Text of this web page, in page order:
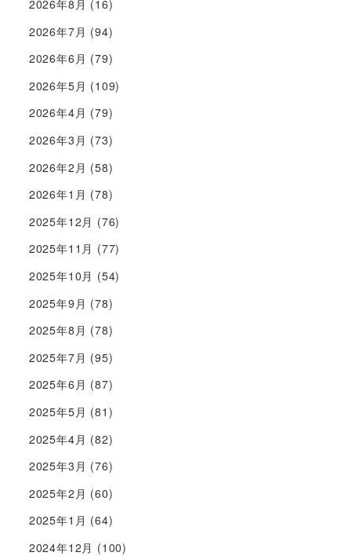
2026年8月 (16)
2026年7月 (94)
2026年6月 (79)
2026年5月 (109)
2026年4月 (79)
2026年3月 (73)
2026年2月 (58)
2026年1月 (78)
2025年12月 (76)
2025年11月 (77)
2025年10月 (54)
2025年9月 (78)
2025年8月 (78)
2025年7月 (95)
2025年6月 (87)
2025年5月 (81)
2025年4月 (82)
2025年3月 (76)
2025年2月 (60)
2025年1月 (64)
2024年12月 (100)